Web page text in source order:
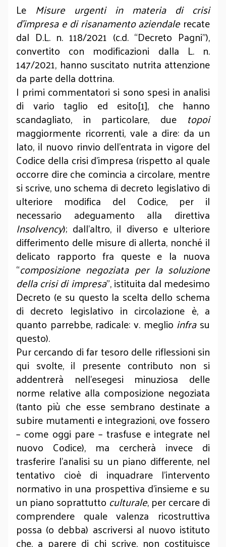
Le Misure urgenti in materia di crisi
d’impresa e di risanamento aziendale recate
dal D.L. n. 118/2021 (c.d. “Decreto Pagni”),
convertito con modificazioni dalla L. n.
147/2021, hanno suscitato nutrita attenzione
da parte della dottrina.
I primi commentatori si sono spesi in analisi
di vario taglio ed esito[1], che hanno
scandagliato, in particolare, due topoi
maggiormente ricorrenti, vale a dire: da un
lato, il nuovo rinvio dell’entrata in vigore del
Codice della crisi d’impresa (rispetto al quale
occorre dire che comincia a circolare, mentre
si scrive, uno schema di decreto legislativo di
ulteriore modifica del Codice, per il
necessario adeguamento alla direttiva
Insolvency); dall’altro, il diverso e ulteriore
differimento delle misure di allerta, nonché il
delicato rapporto fra queste e la nuova
“composizione negoziata per la soluzione
della crisi di impresa”, istituita dal medesimo
Decreto (e su questo la scelta dello schema
di decreto legislativo in circolazione è, a
quanto parrebbe, radicale: v. meglio infrasu
questo).
Pur cercando di far tesoro delle riflessioni sin
qui svolte, il presente contributo non si
addentrerà nell’esegesi minuziosa delle
norme relative alla composizione negoziata
(tanto più che esse sembrano destinate a
subire mutamenti e integrazioni, ove fossero
– come oggi pare – trasfuse e integrate nel
nuovo Codice), ma cercherà invece di
trasferire l’analisi su un piano differente, nel
tentativo cioè di inquadrare l’intervento
normativo in una prospettiva d’insieme e su
un piano soprattutto culturale, per cercare di
comprendere quale valenza ricostruttiva
possa (o debba) ascriversi al nuovo istituto
che, a parere di chi scrive, non costituisce